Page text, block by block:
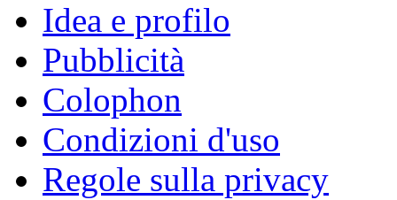
Idea e profilo
Pubblicità
Colophon
Condizioni d'uso
Regole sulla privacy